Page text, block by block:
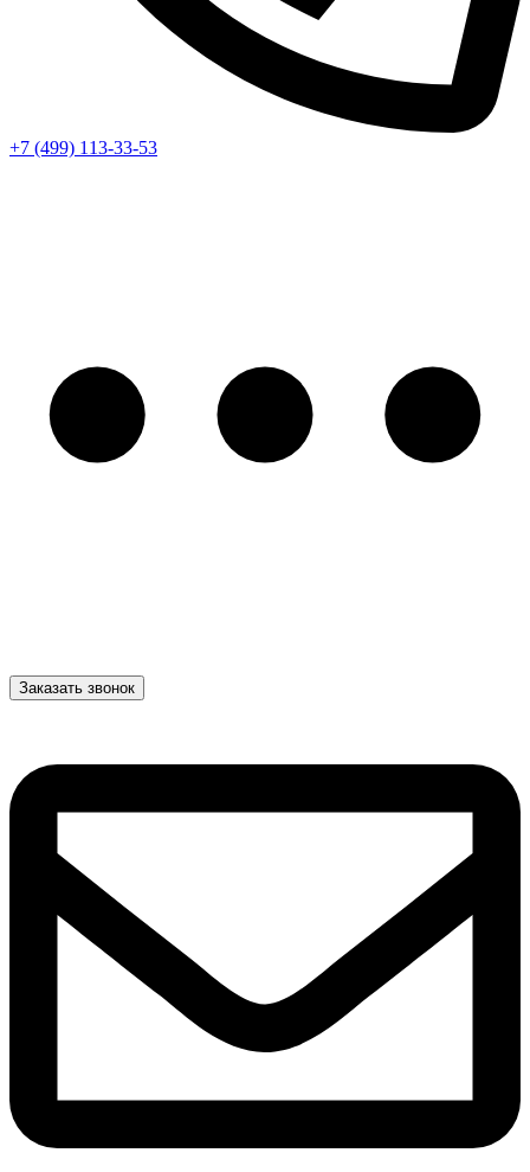
+7 (499) 113-33-53
Заказать звонок